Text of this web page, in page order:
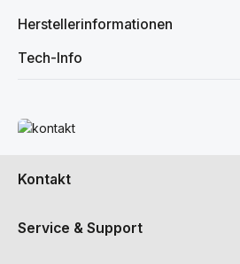
Herstellerinformationen
Tech-Info
Mehr erfahren
Kontakt
Service & Support